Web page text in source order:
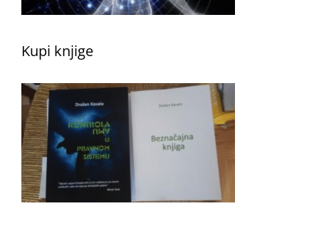
Kupi knjige